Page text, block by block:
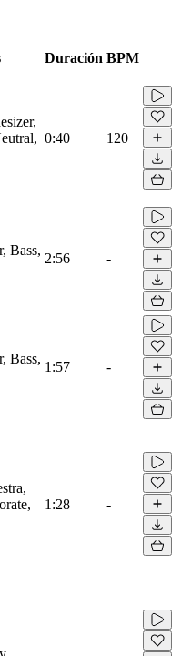
Duración BPM
0:40 120
Bass,
2:56 -
Bass,
1:57 -
1:28 -